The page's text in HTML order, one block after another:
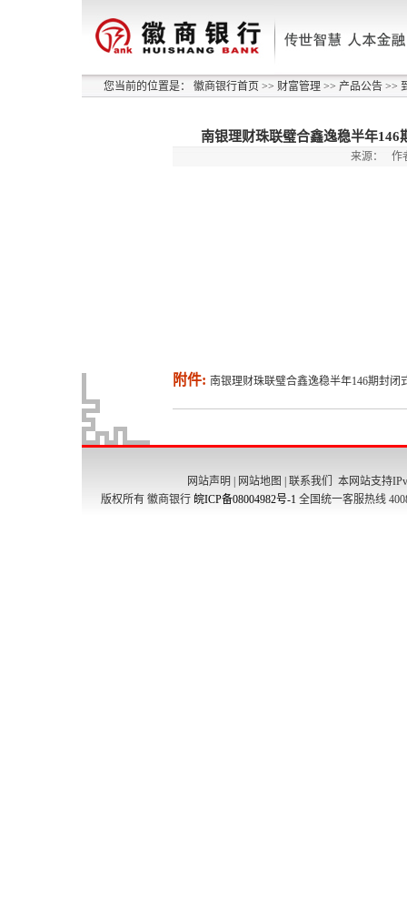
您当前的位置是： 徽商银行首页 >> 财富管理 >> 产品公告 >>
南银理财珠联璧合鑫逸稳半年146
来源： 作
附件: 南银理财珠联璧合鑫逸稳半年146期封闭
网站声明 网站地图 联系我们
本网站支持
版权所有 徽商银行 皖ICP备08004982号-1 全国统一客服热线